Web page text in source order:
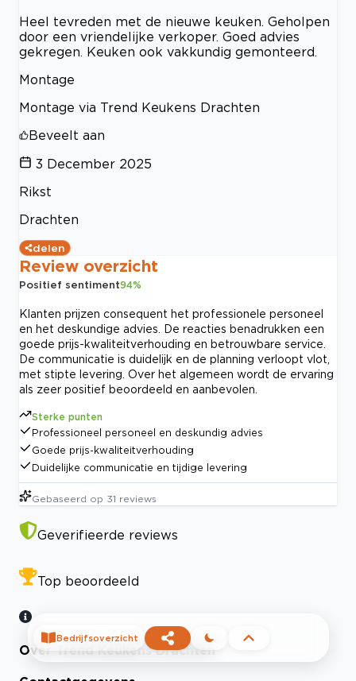
Heel tevreden met de nieuwe keuken. Geholpen
door een vriendelijke verkoper. Goed advies
gekregen. Keuken ook vakkundig gemonteerd.
Montage
Montage via Trend Keukens Drachten
Beveelt aan
3 December 2025
Rikst
Drachten
delen
Review overzicht
Positief sentiment94%
Klanten prijzen consequent het professionele personeel
en het deskundige advies. De reacties benadrukken een
goede prijs-kwaliteitverhouding en betrouwbare service.
De communicatie is duidelijk en de planning verloopt vlot,
met stipte levering. Over het algemeen wordt de ervaring
als zeer positief beoordeeld en aanbevolen.
Sterke punten
Professioneel personeel en deskundig advies
Goede prijs-kwaliteitverhouding
Duidelijke communicatie en tijdige levering
Gebaseerd op 31 reviews
Geverifieerde reviews
Top beoordeeld
Over Trend Keukens Drachten
Bedrijfsoverzicht